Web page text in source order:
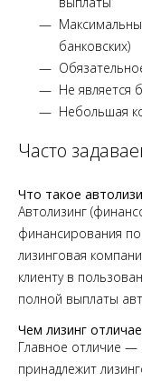
банковских)
Не является
Небольшая
Часто
Что такое
Автолизинг
финансирования
лизинговая
клиенту в
полной выплаты
Чем лизинг
Главное отличие —
принадлежит